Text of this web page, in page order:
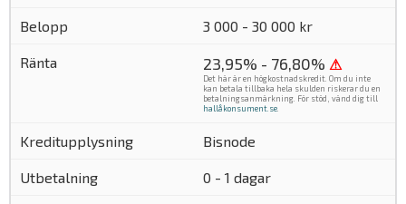
3 000 - 30 000 kr
23,95% - 76,80% ⚠
Det här är en högkostnadskredit. Om du inte
kan betala tillbaka hela skulden riskerar du en
betalningsanmärkning. För stöd, vänd dig till
hallåkonsument.se
Bisnode
0 - 1 dagar